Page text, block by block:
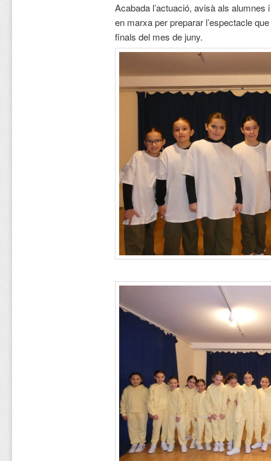
Acabada l’actuació, avisà als
en marxa per preparar l’espectacle
finals del mes de juny.